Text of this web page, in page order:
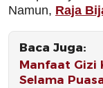
Namun, Raja
Baca Juga:
Manfaat Gizi
Selama